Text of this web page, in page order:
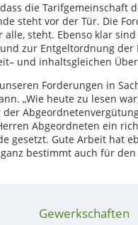
die Tarifgemeinschaft
steht vor der Tür. Die
alle, steht. Ebenso klar
zur Entgeltordnung
und inhaltsgleichen
Forderungen in
„Wie heute zu lesen
der
Abgeordneten ein
gesetzt. Gute Arbeit hat
bestimmt auch für
Gewerkschaften